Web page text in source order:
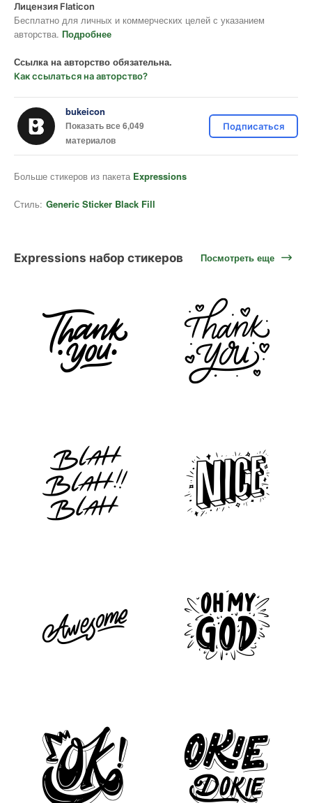
Лицензия Flaticon
Бесплатно для личных и коммерческих целей с указанием
авторства. Подробнее
Ссылка на авторство обязательна.
Как ссылаться на авторство?
bukeicon
Показать все 6,049
материалов
Подписаться
Больше стикеров из пакета Expressions
Стиль: Generic Sticker Black Fill
Expressions набор стикеров Посмотреть еще